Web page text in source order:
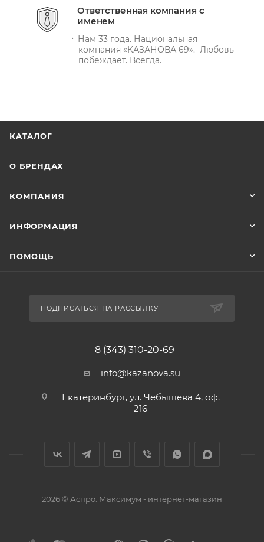
Ответственная компания с
именем
Нам 33 года. Национальная
компания «КАЗАНОВА 69». Любовь
побеждает. Всегда.
КАТАЛОГ
О БРЕНДАХ
КОМПАНИЯ
ИНФОРМАЦИЯ
ПОМОЩЬ
ПОДПИСАТЬСЯ НА РАССЫЛКУ
8 (343) 310-20-69
info@kazanova.su
Екатеринбург, ул. Чебышева 4, оф.
216
2026 © Аспро: Максимум - интернет-магазин